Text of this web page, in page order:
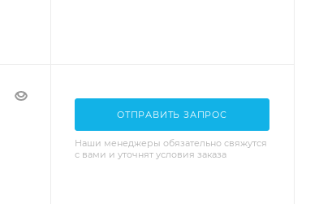
ОТПРАВИТЬ ЗАПРОС
Наши менеджеры обязательно свяжутся
с вами и уточнят условия заказа